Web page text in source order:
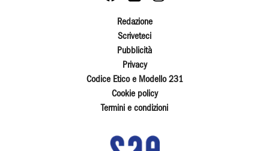
Redazione
Scriveteci
Pubblicità
Privacy
Codice Etico e Modello 231
Cookie policy
Termini e condizioni